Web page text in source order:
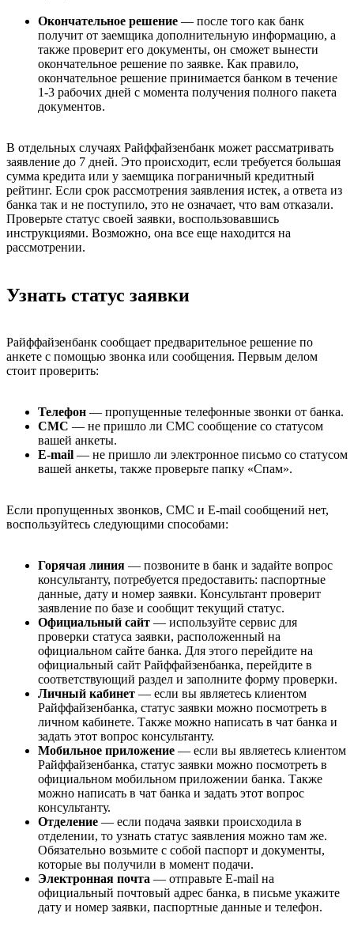
Окончательное решение — после того как банк
получит от заемщика дополнительную информацию, а
также проверит его документы, он сможет вынести
окончательное решение по заявке. Как правило,
окончательное решение принимается банком в течение
1-3 рабочих дней с момента получения полного пакета
документов.
В отдельных случаях Райффайзенбанк может рассматривать
заявление до 7 дней. Это происходит, если требуется большая
сумма кредита или у заемщика пограничный кредитный
рейтинг. Если срок рассмотрения заявления истек, а ответа из
банка так и не поступило, это не означает, что вам отказали.
Проверьте статус своей заявки, воспользовавшись
инструкциями. Возможно, она все еще находится на
рассмотрении.
Узнать статус заявки
Райффайзенбанк сообщает предварительное решение по
анкете с помощью звонка или сообщения. Первым делом
стоит проверить:
Телефон — пропущенные телефонные звонки от банка.
СМС — не пришло ли СМС сообщение со статусом
вашей анкеты.
E-mail — не пришло ли электронное письмо со статусом
вашей анкеты, также проверьте папку «Спам».
Если пропущенных звонков, СМС и E-mail сообщений нет,
воспользуйтесь следующими способами:
Горячая линия — позвоните в банк и задайте вопрос
консультанту, потребуется предоставить: паспортные
данные, дату и номер заявки. Консультант проверит
заявление по базе и сообщит текущий статус.
Официальный сайт — используйте сервис для
проверки статуса заявки, расположенный на
официальном сайте банка. Для этого перейдите на
официальный сайт Райффайзенбанка, перейдите в
соответствующий раздел и заполните форму проверки.
Личный кабинет — если вы являетесь клиентом
Райффайзенбанка, статус заявки можно посмотреть в
личном кабинете. Также можно написать в чат банка и
задать этот вопрос консультанту.
Мобильное приложение — если вы являетесь клиентом
Райффайзенбанка, статус заявки можно посмотреть в
официальном мобильном приложении банка. Также
можно написать в чат банка и задать этот вопрос
консультанту.
Отделение — если подача заявки происходила в
отделении, то узнать статус заявления можно там же.
Обязательно возьмите с собой паспорт и документы,
которые вы получили в момент подачи.
Электронная почта — отправьте E-mail на
официальный почтовый адрес банка, в письме укажите
дату и номер заявки, паспортные данные и телефон.